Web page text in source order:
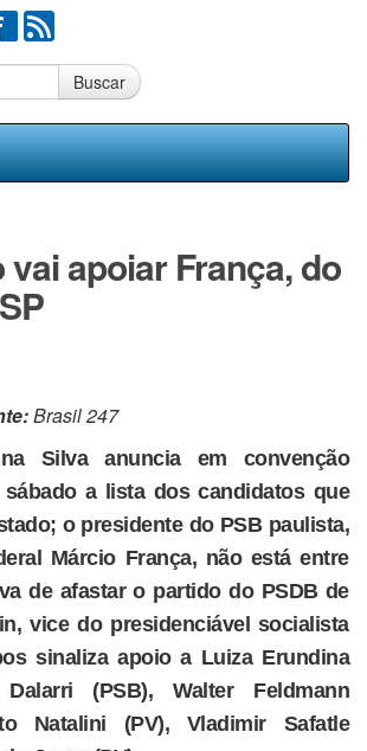
Buscar
vai apoiar França, do
Brasil 247
Silva anuncia em convenção
sábado a lista dos candidatos que
o presidente do PSB paulista,
Márcio França, não está entre
de afastar o partido do PSDB de
vice do presidenciável socialista
sinaliza apoio a Luiza Erundina
(PSB), Walter Feldmann
Natalini (PV), Vladimir Safatle